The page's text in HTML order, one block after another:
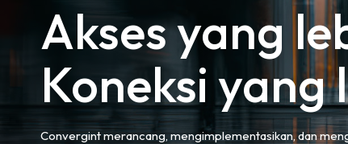
Akses yang
Koneksi yang
Convergint merancang, mengimplementasikan, dan